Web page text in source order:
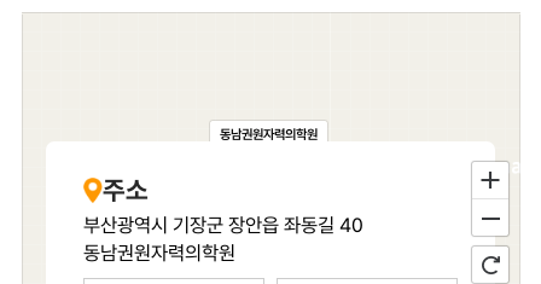
동남권원자력의학원
주소
부산광역시 기장군 장안읍 좌동길 40
동남권원자력의학원